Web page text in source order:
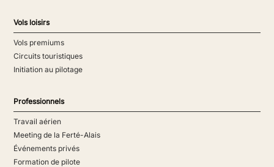
Vols loisirs
Vols premiums
Circuits touristiques
Initiation au pilotage
Professionnels
Travail aérien
Meeting de la Ferté-Alais
Événements privés
Formation de pilote